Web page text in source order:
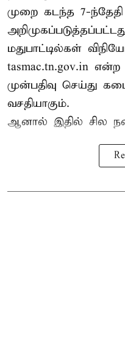
முறை கடந்த 7-
மதுபாட்டில்கள்
tasmac.tn.gov.in
முன்பதிவு செய்து
வசதியாகும்.
ஆனால் இதில் சில